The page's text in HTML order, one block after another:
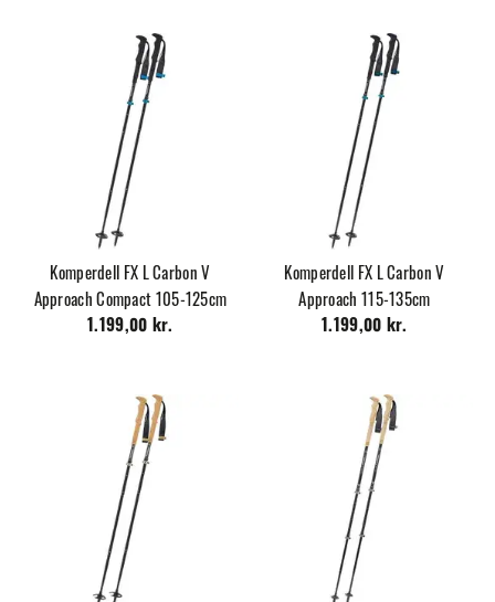
Komperdell FX L Carbon V
Approach Compact 105-125cm
1.199,00 kr.
Komperdell FX L Carbon V
Approach 115-135cm
1.199,00 kr.